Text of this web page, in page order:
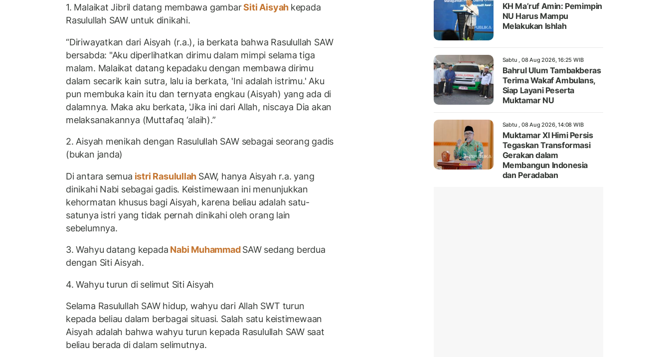
1. Malaikat Jibril datang membawa gambarSiti Aisyah kepada
Rasulullah SAW untuk dinikahi.
“Diriwayatkan dari Aisyah (r.a.), ia berkata bahwa Rasulullah SAW
bersabda: "Aku diperlihatkan dirimu dalam mimpi selama tiga
malam. Malaikat datang kepadaku dengan membawa dirimu
dalam secarik kain sutra, lalu ia berkata, 'Ini adalah istrimu.' Aku
pun membuka kain itu dan ternyata engkau (Aisyah) yang ada di
dalamnya. Maka aku berkata, 'Jika ini dari Allah, niscaya Dia akan
melaksanakannya (Muttafaq ‘alaih).”
2. Aisyah menikah dengan Rasulullah SAW sebagai seorang gadis
(bukan janda)
Di antara semua istri Rasulullah SAW, hanya Aisyah r.a. yang
dinikahi Nabi sebagai gadis. Keistimewaan ini menunjukkan
kehormatan khusus bagi Aisyah, karena beliau adalah satu-
satunya istri yang tidak pernah dinikahi oleh orang lain
sebelumnya.
3. Wahyu datang kepada Nabi MuhammadSAW sedang berdua
dengan Siti Aisyah.
4. Wahyu turun di selimut Siti Aisyah
Selama Rasulullah SAW hidup, wahyu dari Allah SWT turun
kepada beliau dalam berbagai situasi. Salah satu keistimewaan
Aisyah adalah bahwa wahyu turun kepada Rasulullah SAW saat
beliau berada di dalam selimutnya.
KH Ma’ruf Amin: Pemimpin
NU Harus Mampu
Melakukan Ishlah
Sabtu , 08 Aug 2026, 16:25 WIB
Bahrul Ulum Tambakberas
Terima Wakaf Ambulans,
Siap Layani Peserta
Muktamar NU
Sabtu , 08 Aug 2026, 14:08 WIB
Muktamar XI Himi Persis
Tegaskan Transformasi
Gerakan dalam
Membangun Indonesia
dan Peradaban